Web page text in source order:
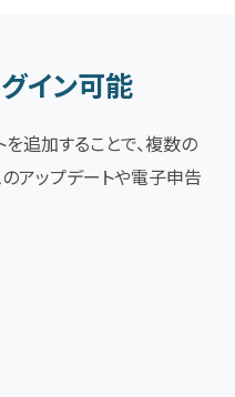
イン可能
を追加することで、複数の
アップデートや電子申告